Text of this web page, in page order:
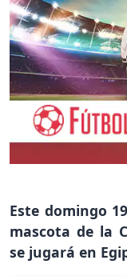
Este domingo
mascota de la
se jugará en